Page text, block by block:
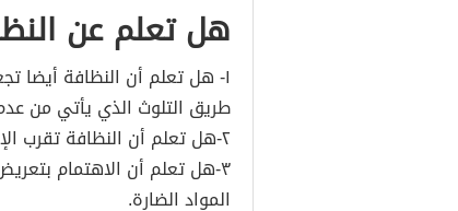
هل تعلم عن
١- هل تعلم أن النظافة
طريق التلوث الذي يأتي من
٢-هل تعلم أن النظافة تقرب الإنسان من ربه .
٣-هل تعلم أن الاهتمام
المواد الضارة.